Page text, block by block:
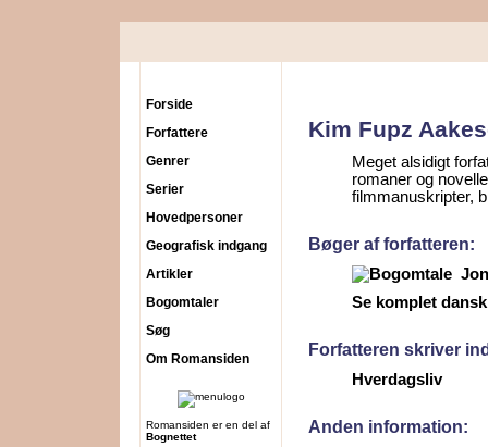
Forside
Forfattere
Genrer
Serier
Hovedpersoner
Geografisk indgang
Artikler
Bogomtaler
Søg
Om Romansiden
Romansiden er en del af
Bognettet
Kim Fupz
Meget alsidigt
romaner og
filmmanuskripter,
Bøger af forfatteren:
Se komplet
Forfatteren skriver
Hverdagsliv
Anden information: